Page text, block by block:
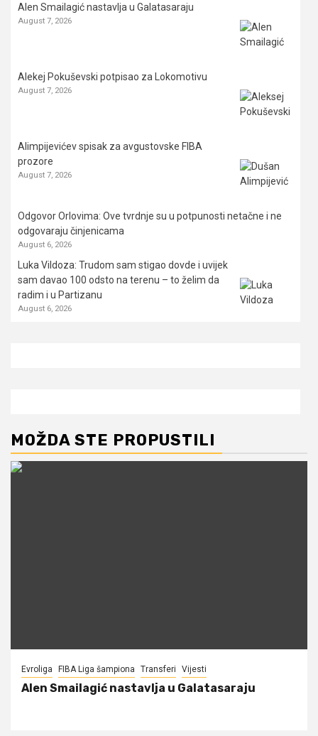
Alen Smailagić nastavlja u Galatasaraju
August 7, 2026
Alekej Pokuševski potpisao za Lokomotivu
August 7, 2026
Alimpijevićev spisak za avgustovske FIBA
prozore
August 7, 2026
Odgovor Orlovima: ​Ove tvrdnje su u potpunosti netačne i ne
odgovaraju činjenicama
August 6, 2026
Luka Vildoza: Trudom sam stigao dovde i uvijek
sam davao 100 odsto na terenu – to želim da
radim i u Partizanu
August 6, 2026
MOŽDA STE PROPUSTILI
Evroliga FIBA Liga šampiona Transferi Vijesti
Alen Smailagić nastavlja u Galatasaraju